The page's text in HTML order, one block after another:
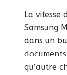
La vitesse
Samsung
dans un
qu’autre